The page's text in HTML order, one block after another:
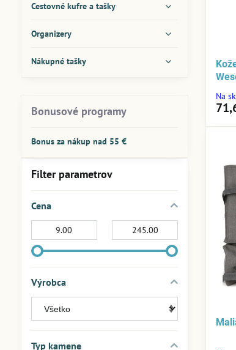
Na
Filter parametrov
Cena
Výrobca
Typ kamene
Cestovné kufre a tašky
Organizery
Nákupné tašky
Bonusové programy
Bonus za nákup nad 55 €